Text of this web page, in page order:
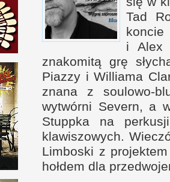
Tad
koncie
i Alex
znakomitą grę
Piazzy i Williama
znana z soulowo-
wytwórni Severn, a
Stuppka na
klawiszowych.
Limboski z p
hołdem dla